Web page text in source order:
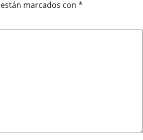
marcados con *